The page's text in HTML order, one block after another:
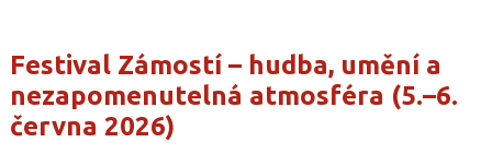
Festival Zámostí – hudba, umění a
nezapomenutelná atmosféra (5.–6.
června 2026)